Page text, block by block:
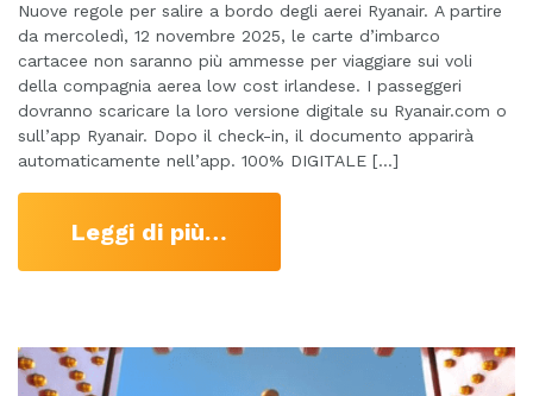
Nuove regole per salire a bordo degli aerei Ryanair. A partire
da mercoledì, 12 novembre 2025, le carte d’imbarco
cartacee non saranno più ammesse per viaggiare sui voli
della compagnia aerea low cost irlandese. I passeggeri
dovranno scaricare la loro versione digitale su Ryanair.com o
sull’app Ryanair. Dopo il check-in, il documento apparirà
automaticamente nell’app. 100% DIGITALE […]
Leggi di più…